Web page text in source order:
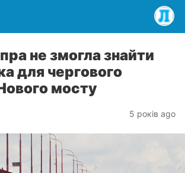
не змогла знайти
для чергового
мосту
5 років ago